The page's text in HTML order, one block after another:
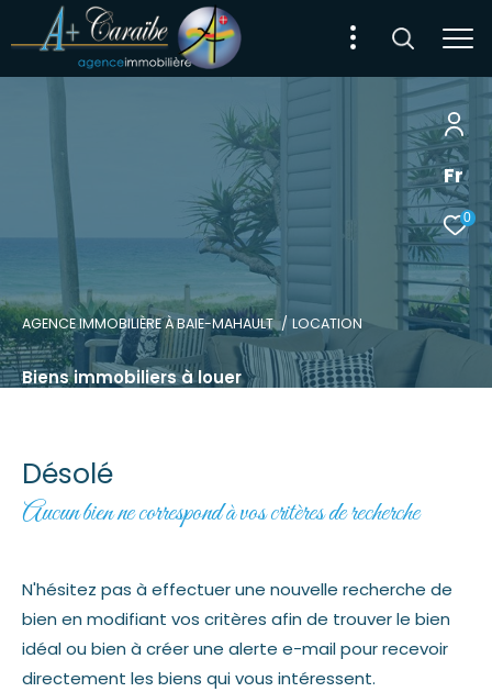
Fr
0
AGENCE IMMOBILIÈRE À BAIE-MAHAULT LOCATION
Biens immobiliers à louer
Désolé
Aucun bien ne correspond à vos critères de recherche
N'hésitez pas à effectuer une nouvelle recherche de
bien en modifiant vos critères afin de trouver le bien
idéal ou bien à créer une alerte e-mail pour recevoir
directement les biens qui vous intéressent.